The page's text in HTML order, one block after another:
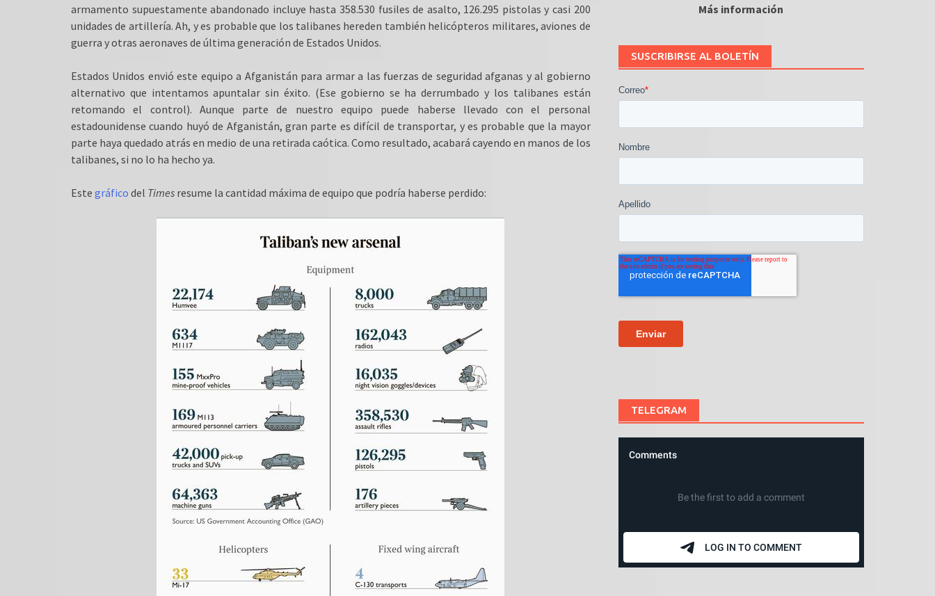
armamento supuestamente abandonado incluye hasta 358.530 fusiles de asalto, 126.295 pistolas y casi 200
unidades de artillería. Ah, y es probable que los talibanes hereden también helicópteros militares, aviones de
guerra y otras aeronaves de última generación de Estados Unidos.
Estados Unidos envió este equipo a Afganistán para armar a las fuerzas de seguridad afganas y al gobierno
alternativo que intentamos apuntalar sin éxito. (Ese gobierno se ha derrumbado y los talibanes están
retomando el control). Aunque parte de nuestro equipo puede haberse llevado con el personal
estadounidense cuando huyó de Afganistán, gran parte es difícil de transportar, y es probable que la mayor
parte haya quedado atrás en medio de una retirada caótica. Como resultado, acabará cayendo en manos de los
talibanes, si no lo ha hecho ya.
Este gráfico del Times resume la cantidad máxima de equipo que podría haberse perdido:
Más información
SUSCRIBIRSE AL BOLETÍN
TELEGRAM